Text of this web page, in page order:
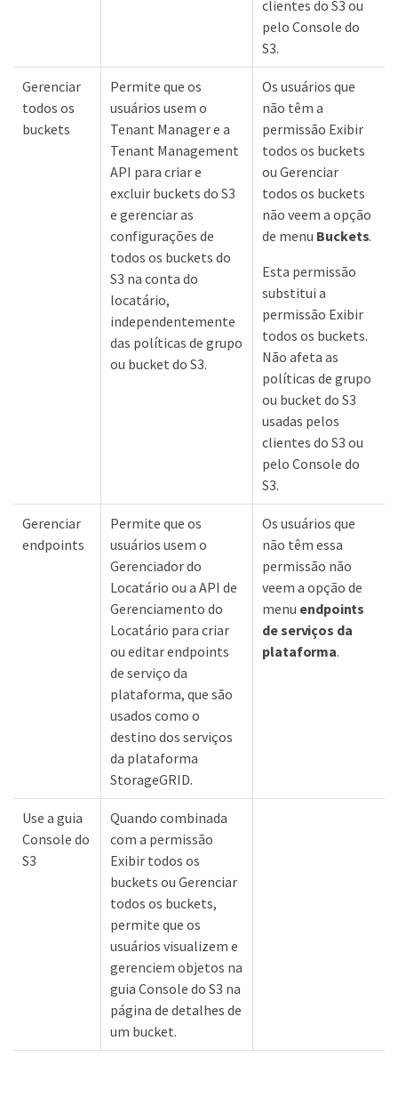
clientes do S3 ou
pelo Console do
S3.
Gerenciar
todos os
buckets
Permite que os
usuários usem o
Tenant Manager e a
Tenant Management
API para criar e
excluir buckets do S3
e gerenciar as
configurações de
todos os buckets do
S3 na conta do
locatário,
independentemente
das políticas de grupo
ou bucket do S3.
Os usuários que
não têm a
permissão Exibir
todos os buckets
ou Gerenciar
todos os buckets
não veem a opção
de menu Buckets.
Esta permissão
substitui a
permissão Exibir
todos os buckets.
Não afeta as
políticas de grupo
ou bucket do S3
usadas pelos
clientes do S3 ou
pelo Console do
S3.
Gerenciar
endpoints
Permite que os
usuários usem o
Gerenciador do
Locatário ou a API de
Gerenciamento do
Locatário para criar
ou editar endpoints
de serviço da
plataforma, que são
usados como o
destino dos serviços
da plataforma
StorageGRID.
Os usuários que
não têm essa
permissão não
veem a opção de
menu endpoints
de serviços da
plataforma.
Use a guia
Console do
S3
Quando combinada
com a permissão
Exibir todos os
buckets ou Gerenciar
todos os buckets,
permite que os
usuários visualizem e
gerenciem objetos na
guia Console do S3 na
página de detalhes de
um bucket.